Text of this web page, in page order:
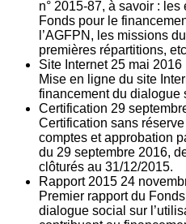
n° 2015-87, à savoir :
Fonds pour le
l’AGFPN, les missions
premières répartitions,
Site Internet 25 mai 2016
Mise en ligne du site
financement du dialogue
Certification 29
Certification sans
comptes et approbation
du 29 septembre 2016,
clôturés au 31/12/2015.
Rapport 2015 24
Premier rapport du
dialogue social sur